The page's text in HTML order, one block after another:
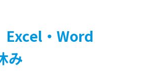
Excel・Word
み